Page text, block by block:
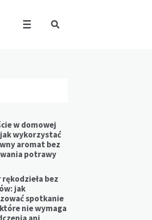
w domowej
wykorzystać
aromat bez
potrawy
bez
jak
spotkanie
nie wymaga